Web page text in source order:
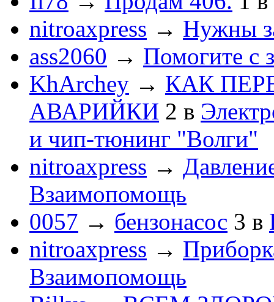
nitroaxpress → Нужны
ass2060 → Помогите с
KhArchey → КАК
АВАРИЙКИ 2 в
и чип-тюнинг "Волги"
nitroaxpress →
Взаимопомощь
0057 → бензонасос 3 в
nitroaxpress →
Взаимопомощь